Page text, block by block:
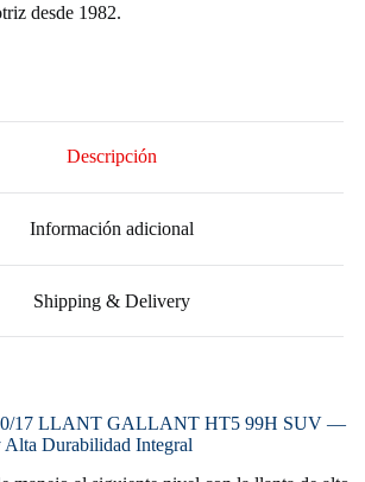
desde 1982.
Descripción
Información adicional
Shipping & Delivery
17 LLANT GALLANT HT5 99H SUV —
Alta Durabilidad Integral